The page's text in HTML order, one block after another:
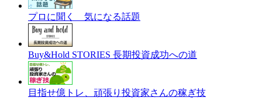
プロに聞く 気になる話題
Buy&Hold STORIES 長期投資成功への道
目指せ億トレ、頑張り投資家さんの稼ぎ技